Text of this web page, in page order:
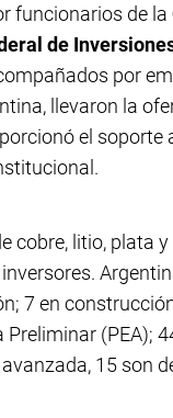
funcionarios de la
de
por
llevaron la
el soporte
cobre, litio, plata
7 en
(PEA);
15 son